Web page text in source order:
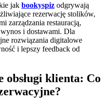
jak bookyspiz odgrywają
rezerwację stolików,
zarządzania restauracją,
i dostawami. Dla
rozwiązania digitalowe
i lepszy feedback od
obsługi klienta: Co